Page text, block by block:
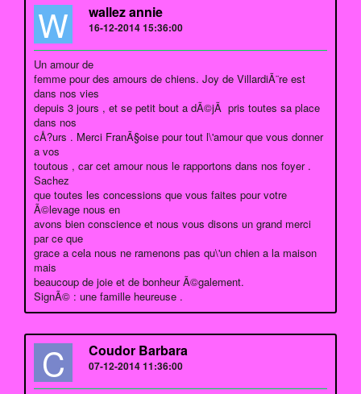
W wallez annie
16-12-2014 15:36:00
Un amour de
femme pour des amours de chiens. Joy de VillardiÃ¨re est
dans nos vies
depuis 3 jours , et se petit bout a dÃ©jÃ pris toutes sa place
dans nos
cÅ?urs . Merci FranÃ§oise pour tout l\'amour que vous donner
a vos
toutous , car cet amour nous le rapportons dans nos foyer .
Sachez
que toutes les concessions que vous faites pour votre
Ã©levage nous en
avons bien conscience et nous vous disons un grand merci
par ce que
grace a cela nous ne ramenons pas qu\'un chien a la maison
mais
beaucoup de joie et de bonheur Ã©galement.
SignÃ© : une famille heureuse .
C Coudor Barbara
07-12-2014 11:36:00